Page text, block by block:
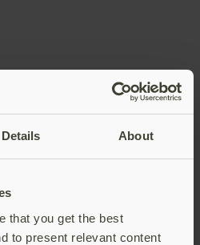
Details About
that you get the best
to present relevant content